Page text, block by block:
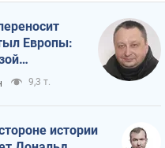
Европы:
9,3 т.
истории